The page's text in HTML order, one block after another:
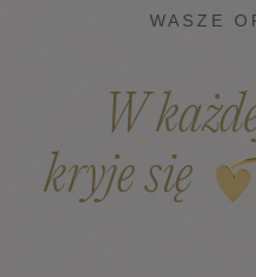
WASZE
W
kryje się